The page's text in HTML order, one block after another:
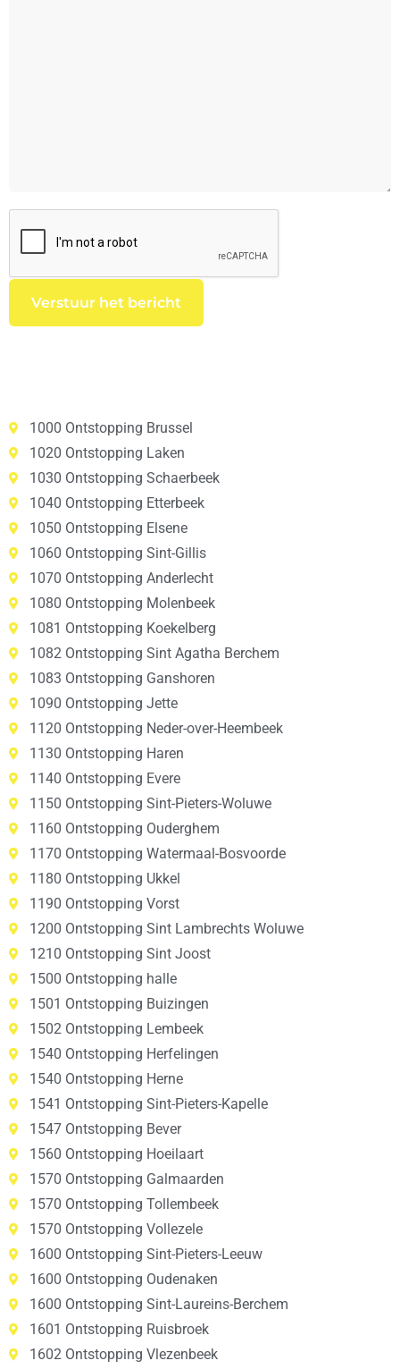
1000 Ontstopping Brussel
1020 Ontstopping Laken
1030 Ontstopping Schaerbeek
1040 Ontstopping Etterbeek
1050 Ontstopping Elsene
1060 Ontstopping Sint-Gillis
1070 Ontstopping Anderlecht
1080 Ontstopping Molenbeek
1081 Ontstopping Koekelberg
1082 Ontstopping Sint Agatha Berchem
1083 Ontstopping Ganshoren
1090 Ontstopping Jette
1120 Ontstopping Neder-over-Heembeek
1130 Ontstopping Haren
1140 Ontstopping Evere
1150 Ontstopping Sint-Pieters-Woluwe
1160 Ontstopping Ouderghem
1170 Ontstopping Watermaal-Bosvoorde
1180 Ontstopping Ukkel
1190 Ontstopping Vorst
1200 Ontstopping Sint Lambrechts Woluwe
1210 Ontstopping Sint Joost
1500 Ontstopping halle
1501 Ontstopping Buizingen
1502 Ontstopping Lembeek
1540 Ontstopping Herfelingen
1540 Ontstopping Herne
1541 Ontstopping Sint-Pieters-Kapelle
1547 Ontstopping Bever
1560 Ontstopping Hoeilaart
1570 Ontstopping Galmaarden
1570 Ontstopping Tollembeek
1570 Ontstopping Vollezele
1600 Ontstopping Sint-Pieters-Leeuw
1600 Ontstopping Oudenaken
1600 Ontstopping Sint-Laureins-Berchem
1601 Ontstopping Ruisbroek
1602 Ontstopping Vlezenbeek